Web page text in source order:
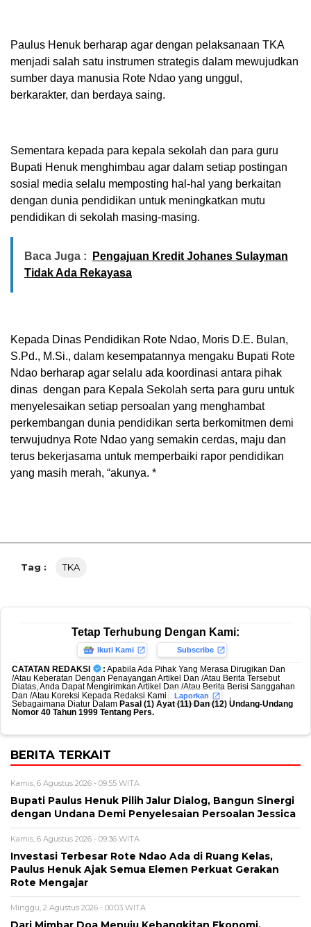
Paulus Henuk berharap agar dengan pelaksanaan TKA
menjadi salah satu instrumen strategis dalam mewujudkan
sumber daya manusia Rote Ndao yang unggul,
berkarakter, dan berdaya saing.
Sementara kepada para kepala sekolah dan para guru
Bupati Henuk menghimbau agar dalam setiap postingan
sosial media selalu memposting hal-hal yang berkaitan
dengan dunia pendidikan untuk meningkatkan mutu
pendidikan di sekolah masing-masing.
Baca Juga :
Pengajuan Kredit Johanes Sulayman
Tidak Ada Rekayasa
Kepada Dinas Pendidikan Rote Ndao, Moris D.E. Bulan,
S.Pd., M.Si., dalam kesempatannya mengaku Bupati Rote
Ndao berharap agar selalu ada koordinasi antara pihak
dinas dengan para Kepala Sekolah serta para guru untuk
menyelesaikan setiap persoalan yang menghambat
perkembangan dunia pendidikan serta berkomitmen demi
terwujudnya Rote Ndao yang semakin cerdas, maju dan
terus bekerjasama untuk memperbaiki rapor pendidikan
yang masih merah, “akunya. *
Tag : TKA
Tetap Terhubung Dengan Kami:
Ikuti Kami Subscribe
CATATAN REDAKSI : Apabila Ada Pihak Yang Merasa Dirugikan Dan
/Atau Keberatan Dengan Penayangan Artikel Dan /Atau Berita Tersebut
Diatas, Anda Dapat Mengirimkan Artikel Dan /Atau Berita Berisi Sanggahan
Dan /Atau Koreksi Kepada Redaksi Kami
Laporkan
,
Sebagaimana Diatur Dalam Pasal (1) Ayat (11) Dan (12) Undang-Undang
Nomor 40 Tahun 1999 Tentang Pers.
BERITA TERKAIT
Kamis, 6 Agustus 2026 - 09:55 WITA
Bupati Paulus Henuk Pilih Jalur Dialog, Bangun Sinergi
dengan Undana Demi Penyelesaian Persoalan Jessica
Kamis, 6 Agustus 2026 - 09:36 WITA
Investasi Terbesar Rote Ndao Ada di Ruang Kelas,
Paulus Henuk Ajak Semua Elemen Perkuat Gerakan
Rote Mengajar
Minggu, 2 Agustus 2026 - 00:03 WITA